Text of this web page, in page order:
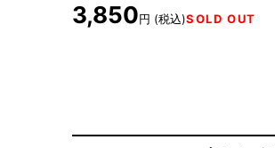
3,850円 (税込)SOLD OUT